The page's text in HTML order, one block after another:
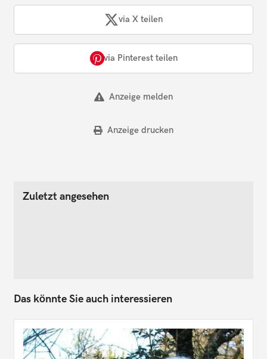
via X teilen
via Pinterest teilen
Anzeige melden
Anzeige drucken
Zuletzt angesehen
Das könnte Sie auch interessieren